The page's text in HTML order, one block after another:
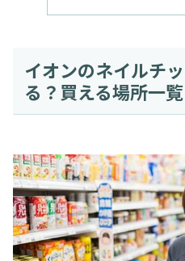
イオンのネイルチ
る？買える場所一覧